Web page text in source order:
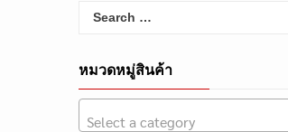
Search
หมวดหมู่สินค้า
Select a category